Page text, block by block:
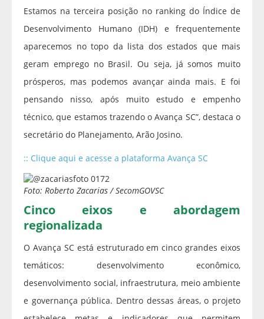
Estamos na terceira posição no ranking do Índice de
Desenvolvimento Humano (IDH) e frequentemente
aparecemos no topo da lista dos estados que mais
geram emprego no Brasil. Ou seja, já somos muito
prósperos, mas podemos avançar ainda mais. E foi
pensando nisso, após muito estudo e empenho
técnico, que estamos trazendo o Avança SC”, destaca o
secretário do Planejamento, Arão Josino.
:: Clique aqui e acesse a plataforma Avança SC
Foto: Roberto Zacarias / SecomGOVSC
Cinco eixos e abordagem
regionalizada
O Avança SC está estruturado em cinco grandes eixos
temáticos: desenvolvimento econômico,
desenvolvimento social, infraestrutura, meio ambiente
e governança pública. Dentro dessas áreas, o projeto